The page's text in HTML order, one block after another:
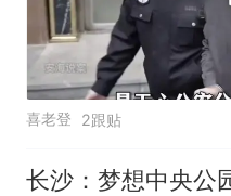
喜老登 2跟贴
长沙：梦想中央公